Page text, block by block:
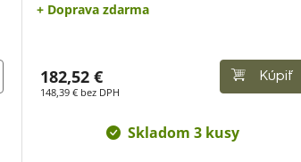
+ Doprava zdarma
182,52 €
148,39 € bez DPH
Kúpiť
Skladom 3 kusy